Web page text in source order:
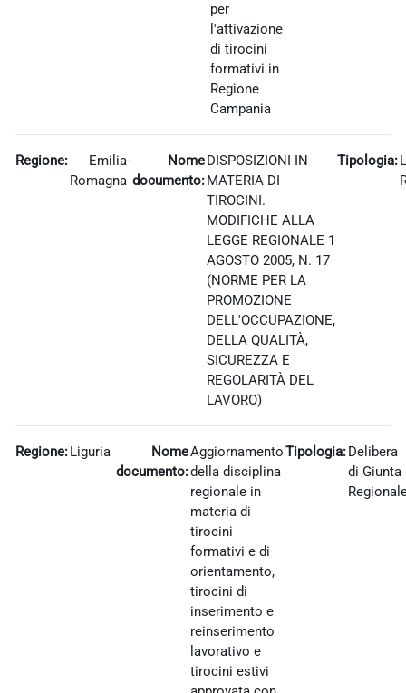
per
l'attivazione
di tirocini
formativi in
Regione
Campania
Regione:
Emilia-
Romagna
Nome
documento:
DISPOSIZIONI IN
MATERIA DI
TIROCINI.
MODIFICHE ALLA
LEGGE REGIONALE 1
AGOSTO 2005, N. 17
(NORME PER LA
PROMOZIONE
DELL'OCCUPAZIONE,
DELLA QUALITÀ,
SICUREZZA E
REGOLARITÀ DEL
LAVORO)
Tipologia:
Regione:Liguria
Nome
documento:
Aggiornamento
della disciplina
regionale in
materia di
tirocini
formativi e di
orientamento,
tirocini di
inserimento e
reinserimento
lavorativo e
tirocini estivi
Tipologia:Delibera
di Giunta